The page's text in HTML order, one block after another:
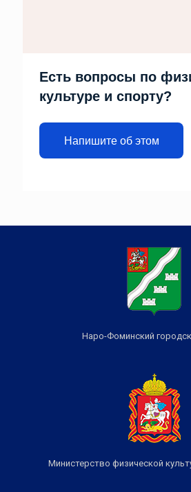
Есть вопросы по
культуре и спорту?
Напишите об этом
Наро-Фоминский
Министерство физической